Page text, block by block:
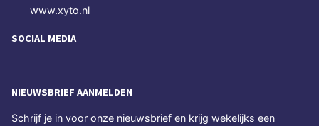
www.xyto.nl
SOCIAL MEDIA
NIEUWSBRIEF AANMELDEN
Schrijf je in voor onze nieuwsbrief en krijg wekelijks een